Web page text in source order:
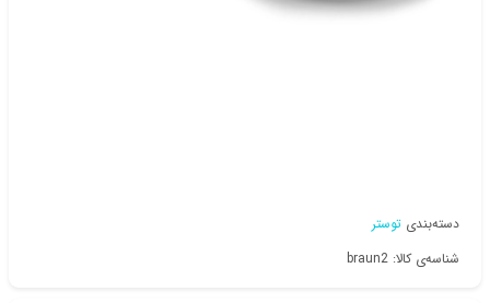
دسته‌بندی توستر
شناسه‌ی کالا: braun2